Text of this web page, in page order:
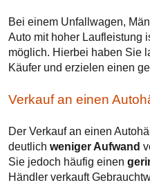
Bei einem Unfallwagen,
Auto mit hoher Laufleistung
möglich. Hierbei haben Sie
Käufer und erzielen einen
Verkauf an einen
Der Verkauf an einen
deutlich weniger Aufwand
Sie jedoch häufig einen
Händler verkauft